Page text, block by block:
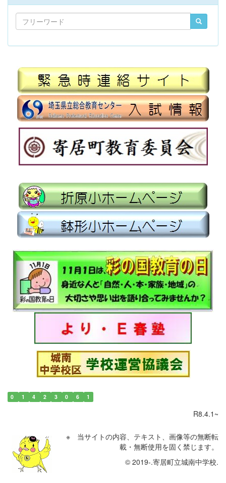
0 1 4 2 3 0 6 1
R8.4.1~
※ 当サイトの内容、テキスト、画像等の無断転
載・無断使用を固く禁じます。
© 2019-.寄居町立城南中学校.